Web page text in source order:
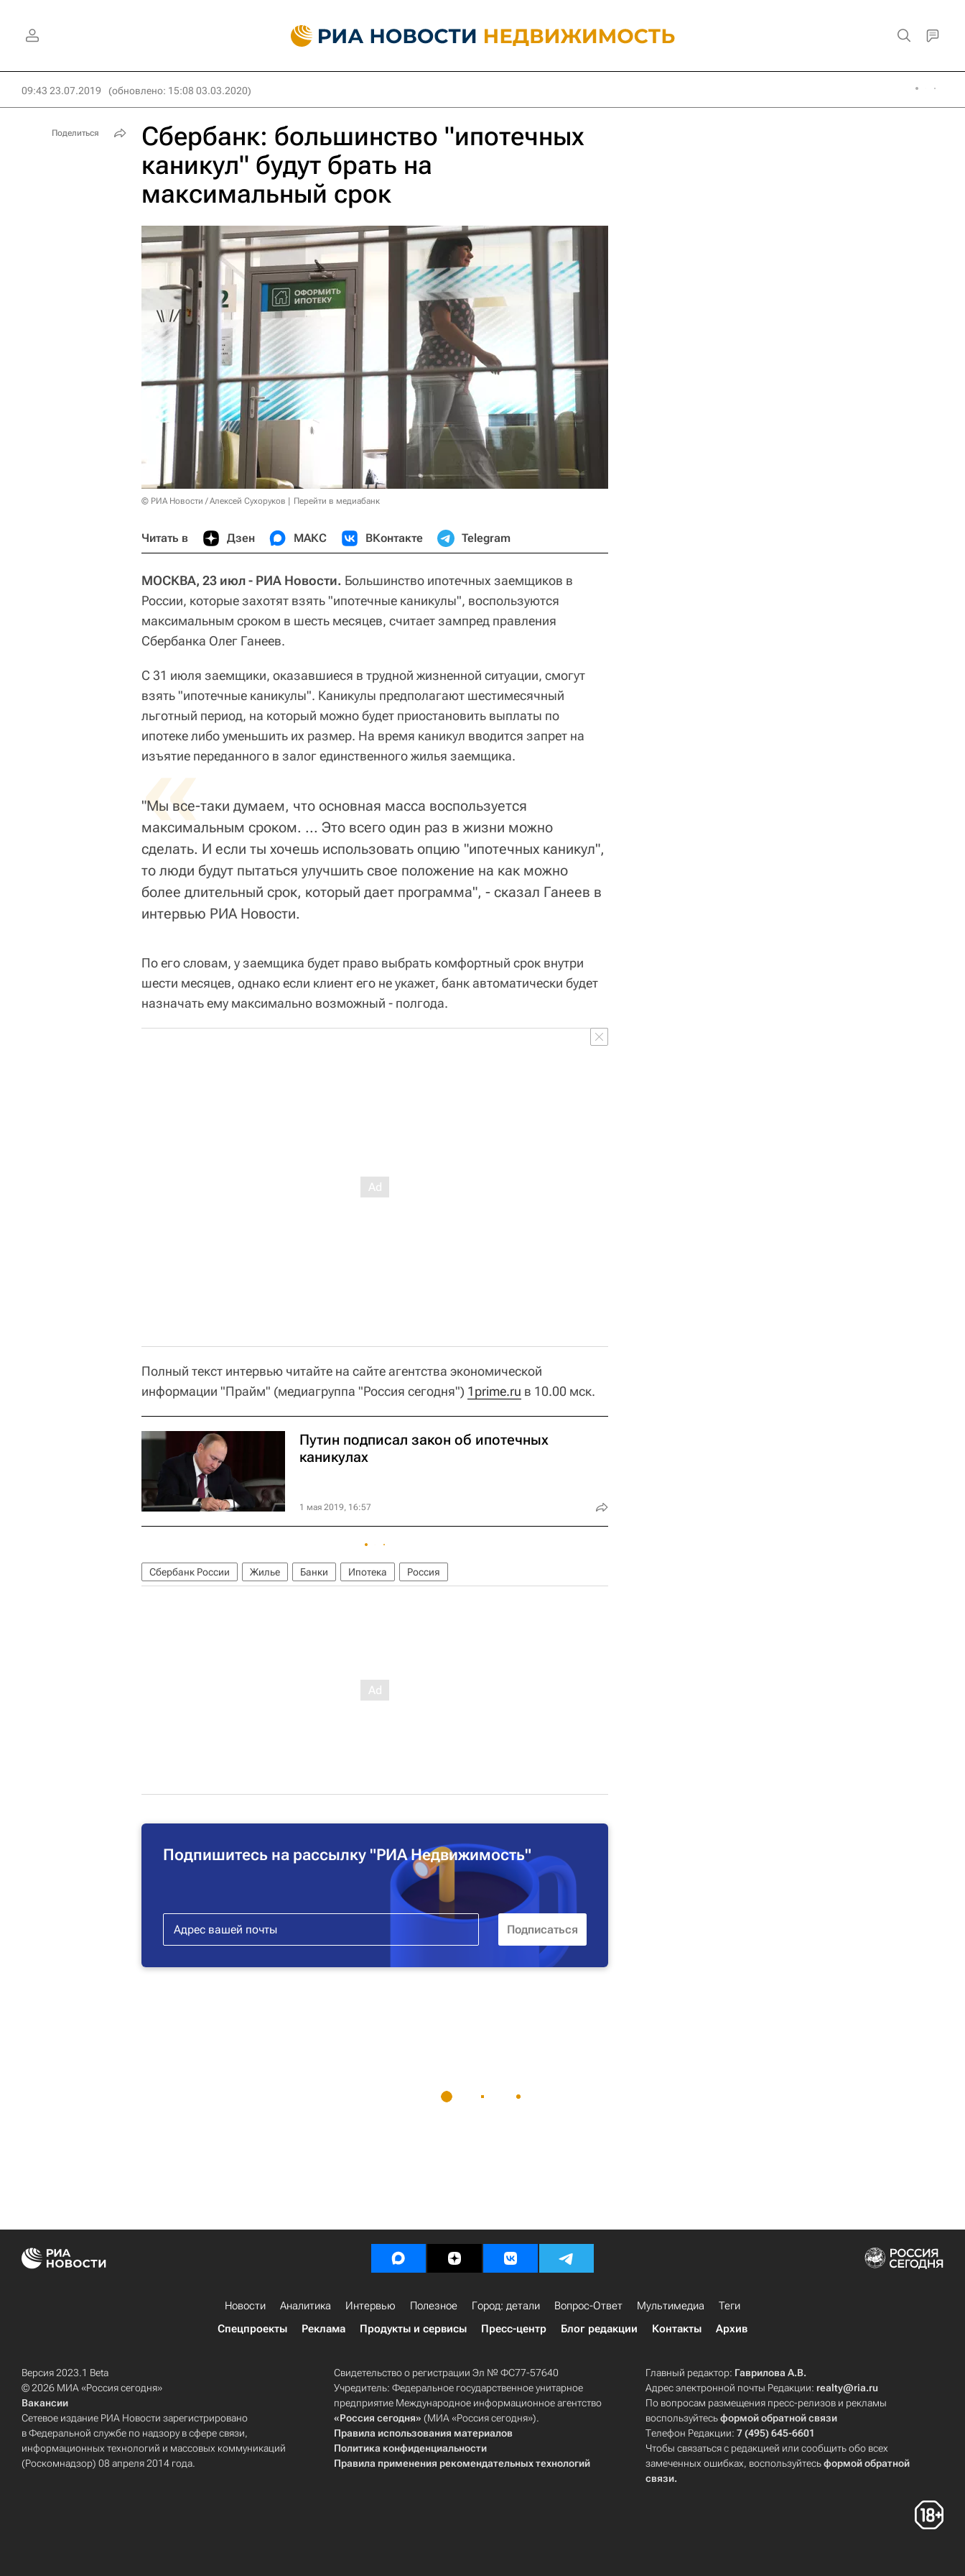
09:43 23.07.2019 (обновлено: 15:08 03.03.2020)
Сбербанк: большинство "ипотечных
каникул" будут брать на
максимальный срок
© РИА Новости / Алексей Сухоруков Перейти в медиабанк
Читать в Дзен МАКС ВКонтакте Telegram
МОСКВА, 23 июл - РИА Новости. Большинство ипотечных заемщиков в
России, которые захотят взять "ипотечные каникулы", воспользуются
максимальным сроком в шесть месяцев, считает зампред правления
Сбербанка Олег Ганеев.
С 31 июля заемщики, оказавшиеся в трудной жизненной ситуации, смогут
взять "ипотечные каникулы". Каникулы предполагают шестимесячный
льготный период, на который можно будет приостановить выплаты по
ипотеке либо уменьшить их размер. На время каникул вводится запрет на
изъятие переданного в залог единственного жилья заемщика.
«
"Мы все-таки думаем, что основная масса воспользуется
максимальным сроком. ... Это всего один раз в жизни можно
сделать. И если ты хочешь использовать опцию "ипотечных каникул",
то люди будут пытаться улучшить свое положение на как можно
более длительный срок, который дает программа", - сказал Ганеев в
интервью РИА Новости.
По его словам, у заемщика будет право выбрать комфортный срок внутри
шести месяцев, однако если клиент его не укажет, банк автоматически будет
назначать ему максимально возможный - полгода.
Полный текст интервью читайте на сайте агентства экономической
информации "Прайм" (медиагруппа "Россия сегодня") 1prime.ru в 10.00 мск.
Путин подписал закон об ипотечных
каникулах
1 мая 2019, 16:57
Сбербанк России Жилье Банки Ипотека Россия
Подпишитесь на рассылку "РИА Недвижимость"
Поделиться
Новости Аналитика Интервью Полезное Город: детали Вопрос-Ответ Мультимедиа
Теги
Спецпроекты
Реклама Продукты и сервисы Пресс-центр Блог редакции Контакты Архив
Версия 2023.1 Beta
© 2026 МИА «Россия сегодня»
Вакансии
Сетевое издание РИА Новости зарегистрировано
в Федеральной службе по надзору в сфере связи,
информационных технологий и массовых коммуникаций
(Роскомнадзор) 08 апреля 2014 года.
Свидетельство о регистрации Эл № ФС77-57640
Учредитель: Федеральное государственное унитарное
предприятие Международное информационное агентство
«Россия сегодня» (МИА «Россия сегодня»).
Правила использования материалов
Политика конфиденциальности
Правила применения рекомендательных технологий
Главный редактор: Гаврилова А.В.
Адрес электронной почты Редакции: realty@ria.ru
По вопросам размещения пресс-релизов и рекламы
воспользуйтесьформой обратной связи
Телефон Редакции:7 (495) 645-6601
Чтобы связаться с редакцией или сообщить обо всех
замеченных ошибках, воспользуйтесьформой обратной
связи.